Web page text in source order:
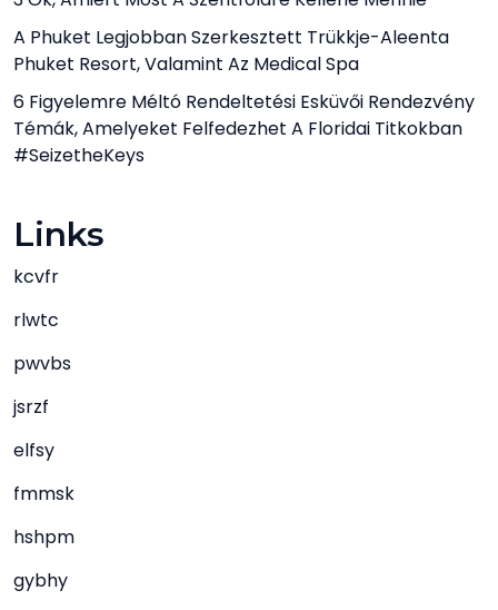
A Phuket Legjobban Szerkesztett Trükkje-Aleenta
Phuket Resort, Valamint Az Medical Spa
6 Figyelemre Méltó Rendeltetési Esküvői Rendezvény
Témák, Amelyeket Felfedezhet A Floridai Titkokban
#SeizetheKeys
Links
kcvfr
rlwtc
pwvbs
jsrzf
elfsy
fmmsk
hshpm
gybhy